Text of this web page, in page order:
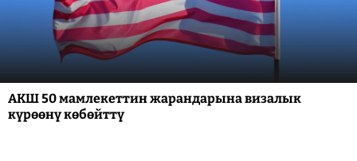
АКШ 50 мамлекеттин жарандарына визалык
күрөөнү көбөйттү